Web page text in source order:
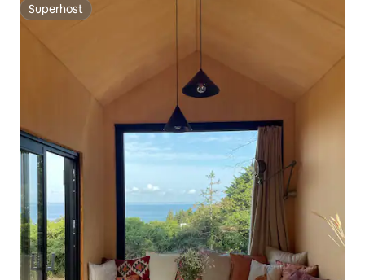
Superhost
Superhost